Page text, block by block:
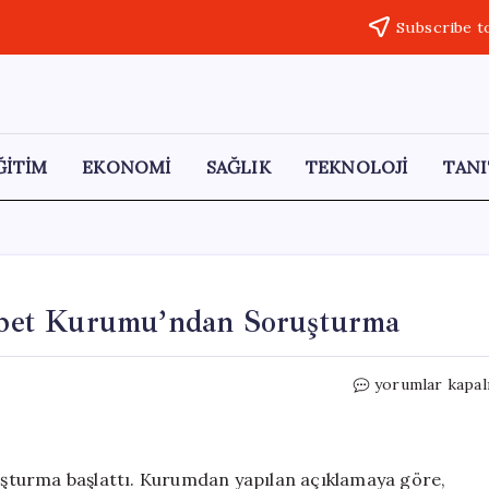
Subscribe
EKONOMİ SAĞLIK TEKNOLOJİ
Kurumu’ndan Soruşturma
Hobi
Kurumu’ndan
yorumlar
başlattı. Kurumdan yapılan açıklamaya göre,